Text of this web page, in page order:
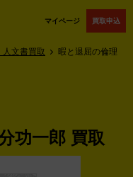
マイページ 買取申込
人文書買取
暇と退屈の倫理
功一郎 買取